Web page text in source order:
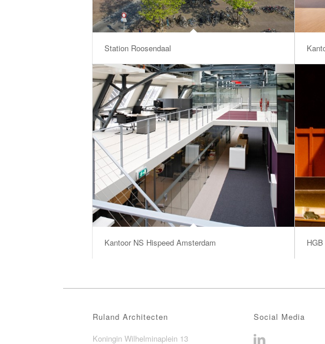
Station Roosendaal
Kantoor NS Hispeed Amsterdam
Ruland Architecten
Koningin Wilhelminaplein 13
Social Media